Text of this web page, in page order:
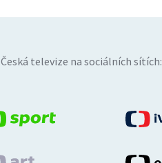
Česká televize na sociálních sítích: